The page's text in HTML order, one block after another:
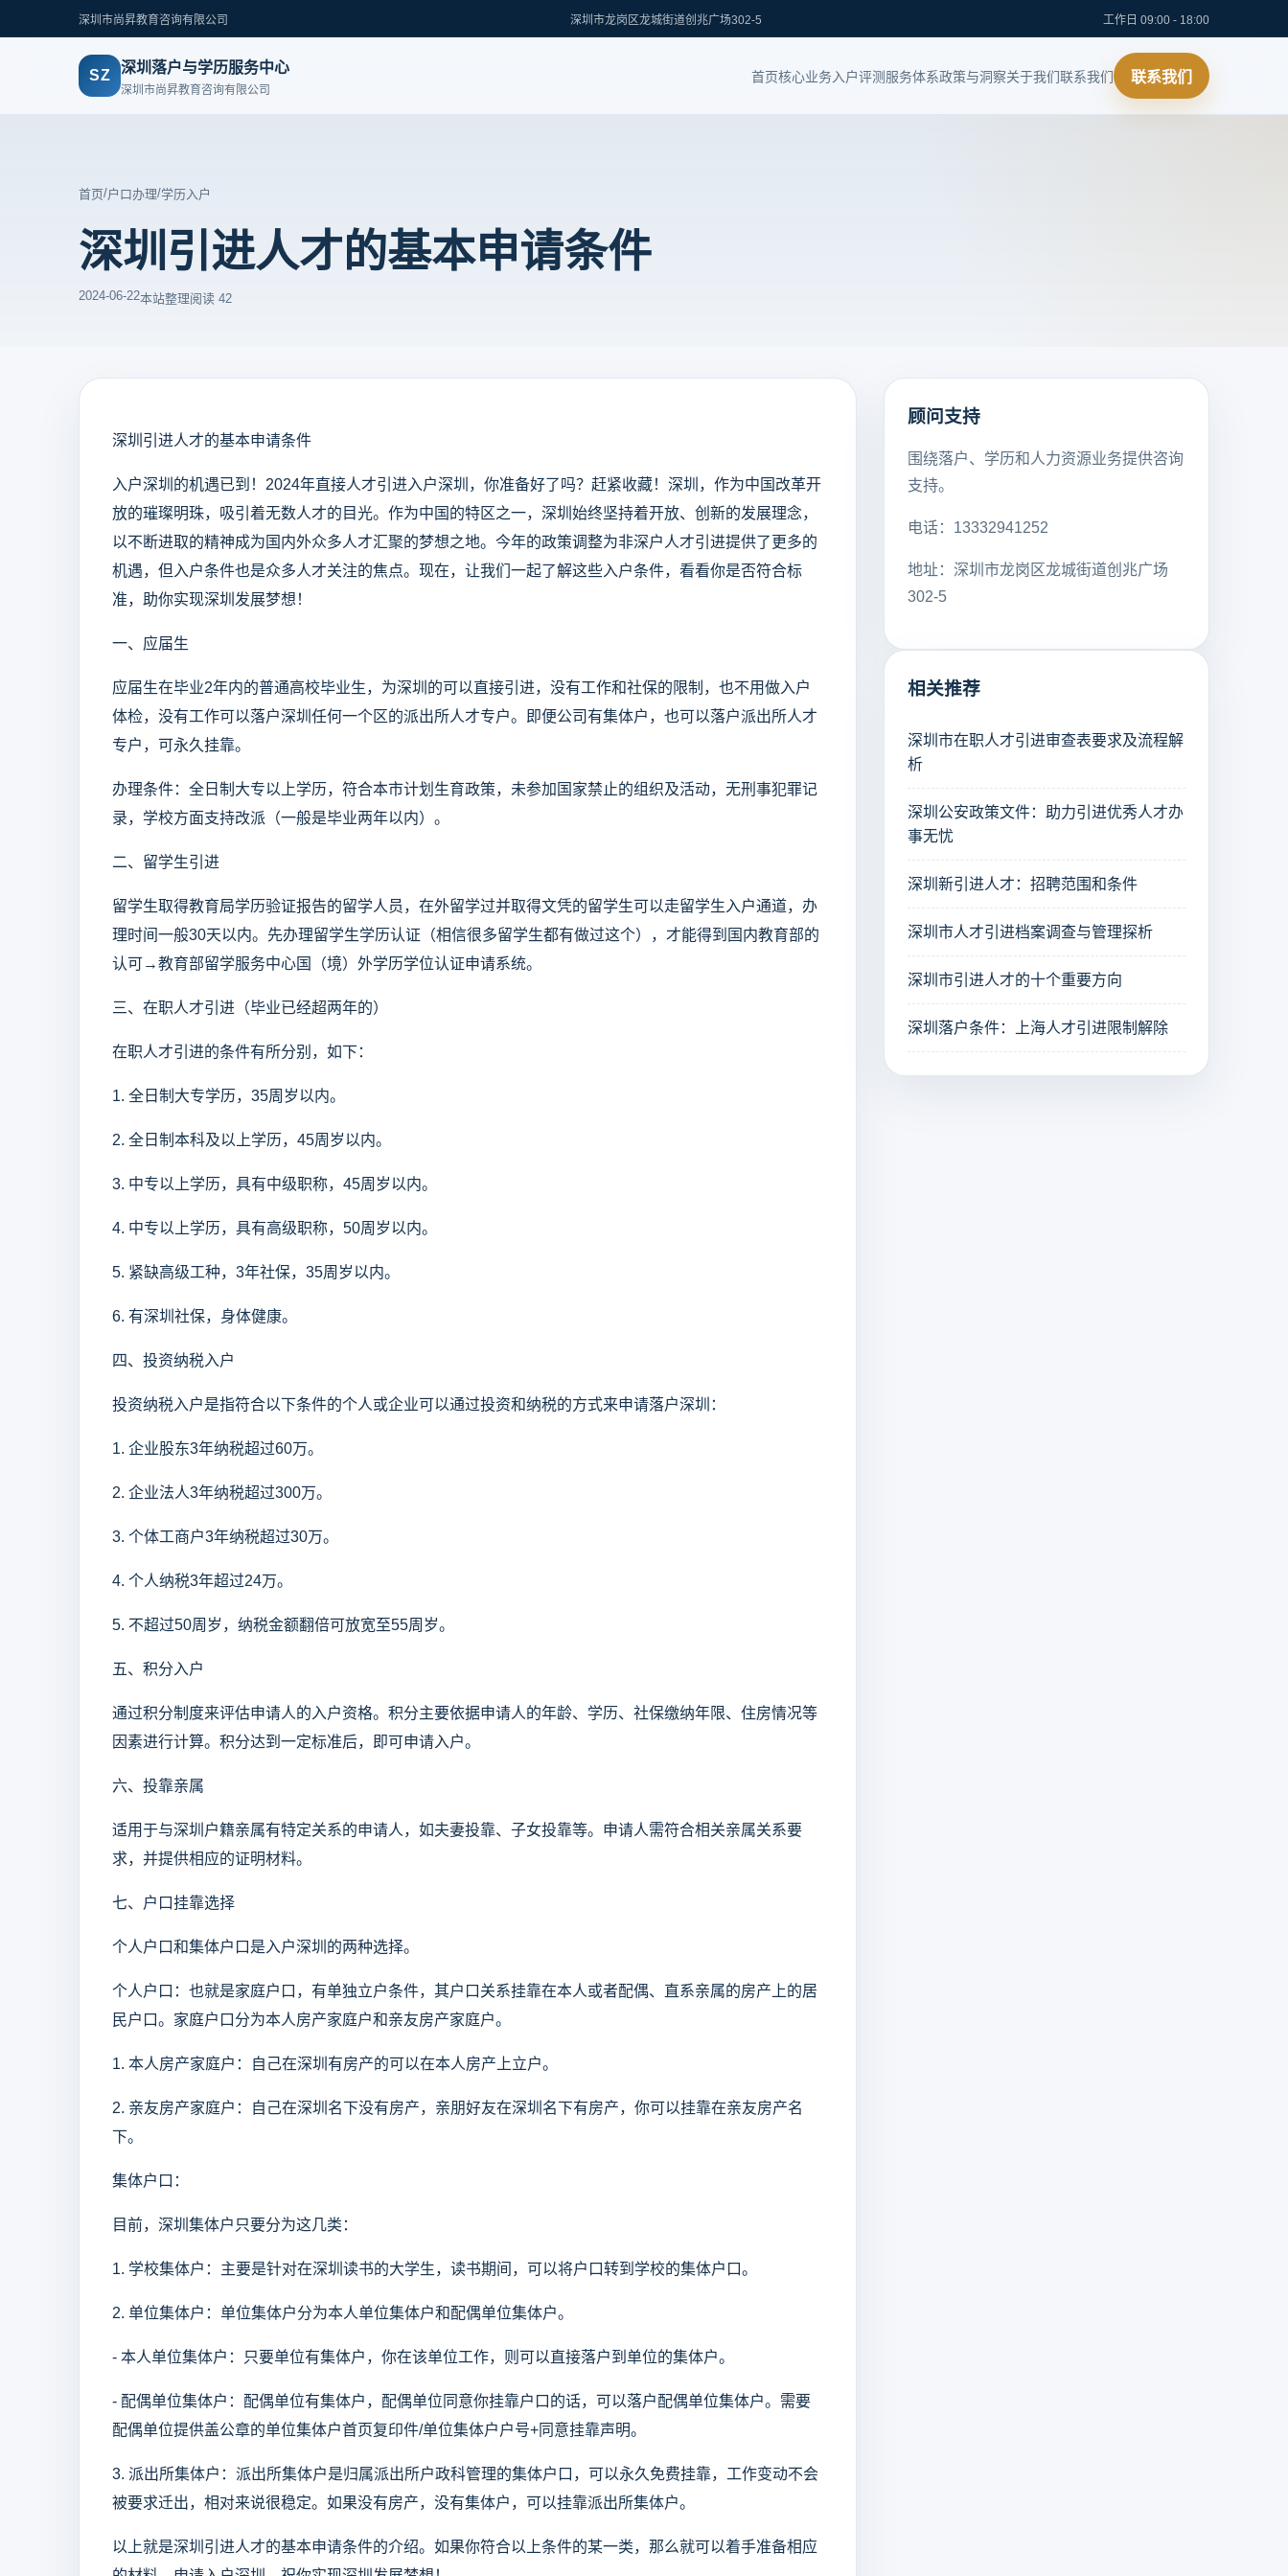
深圳市尚昇教育咨询有限公司 深圳市龙岗区龙城街道创兆广场302-5 工作日 09:00 - 18:00
SZ 深圳落户与学历服务中心
深圳市尚昇教育咨询有限公司
首页核心业务入户评测 服务体系政策与洞察关于我们联系我们 联系我们
首页/户口办理/学历入户
深圳引进人才的基本申请条件
2024-06-22本站整理阅读 42
深圳引进人才的基本申请条件
入户深圳的机遇已到！2024年直接人才引进入户深圳，你准备好了吗？赶紧收藏！深圳，作为中国改革开
放的璀璨明珠，吸引着无数人才的目光。作为中国的特区之一，深圳始终坚持着开放、创新的发展理念，
以不断进取的精神成为国内外众多人才汇聚的梦想之地。今年的政策调整为非深户人才引进提供了更多的
机遇，但入户条件也是众多人才关注的焦点。现在，让我们一起了解这些入户条件，看看你是否符合标
准，助你实现深圳发展梦想！
一、应届生
应届生在毕业2年内的普通高校毕业生，为深圳的可以直接引进，没有工作和社保的限制，也不用做入户
体检，没有工作可以落户深圳任何一个区的派出所人才专户。即便公司有集体户，也可以落户派出所人才
专户，可永久挂靠。
办理条件：全日制大专以上学历，符合本市计划生育政策，未参加国家禁止的组织及活动，无刑事犯罪记
录，学校方面支持改派（一般是毕业两年以内）。
二、留学生引进
留学生取得教育局学历验证报告的留学人员，在外留学过并取得文凭的留学生可以走留学生入户通道，办
理时间一般30天以内。先办理留学生学历认证（相信很多留学生都有做过这个），才能得到国内教育部的
认可→教育部留学服务中心国（境）外学历学位认证申请系统。
三、在职人才引进（毕业已经超两年的）
在职人才引进的条件有所分别，如下：
1. 全日制大专学历，35周岁以内。
2. 全日制本科及以上学历，45周岁以内。
3. 中专以上学历，具有中级职称，45周岁以内。
4. 中专以上学历，具有高级职称，50周岁以内。
5. 紧缺高级工种，3年社保，35周岁以内。
6. 有深圳社保，身体健康。
四、投资纳税入户
投资纳税入户是指符合以下条件的个人或企业可以通过投资和纳税的方式来申请落户深圳：
1. 企业股东3年纳税超过60万。
2. 企业法人3年纳税超过300万。
3. 个体工商户3年纳税超过30万。
4. 个人纳税3年超过24万。
5. 不超过50周岁，纳税金额翻倍可放宽至55周岁。
五、积分入户
通过积分制度来评估申请人的入户资格。积分主要依据申请人的年龄、学历、社保缴纳年限、住房情况等
因素进行计算。积分达到一定标准后，即可申请入户。
六、投靠亲属
适用于与深圳户籍亲属有特定关系的申请人，如夫妻投靠、子女投靠等。申请人需符合相关亲属关系要
求，并提供相应的证明材料。
七、户口挂靠选择
个人户口和集体户口是入户深圳的两种选择。
个人户口：也就是家庭户口，有单独立户条件，其户口关系挂靠在本人或者配偶、直系亲属的房产上的居
民户口。家庭户口分为本人房产家庭户和亲友房产家庭户。
1. 本人房产家庭户：自己在深圳有房产的可以在本人房产上立户。
2. 亲友房产家庭户：自己在深圳名下没有房产，亲朋好友在深圳名下有房产，你可以挂靠在亲友房产名
下。
集体户口：
目前，深圳集体户只要分为这几类：
1. 学校集体户：主要是针对在深圳读书的大学生，读书期间，可以将户口转到学校的集体户口。
2. 单位集体户：单位集体户分为本人单位集体户和配偶单位集体户。
- 本人单位集体户：只要单位有集体户，你在该单位工作，则可以直接落户到单位的集体户。
- 配偶单位集体户：配偶单位有集体户，配偶单位同意你挂靠户口的话，可以落户配偶单位集体户。需要
配偶单位提供盖公章的单位集体户首页复印件/单位集体户户号+同意挂靠声明。
3. 派出所集体户：派出所集体户是归属派出所户政科管理的集体户口，可以永久免费挂靠，工作变动不会
被要求迁出，相对来说很稳定。如果没有房产，没有集体户，可以挂靠派出所集体户。
以上就是深圳引进人才的基本申请条件的介绍。如果你符合以上条件的某一类，那么就可以着手准备相应
顾问支持
围绕落户、学历和人力资源业务提供咨询
支持。
电话：13332941252
地址：深圳市龙岗区龙城街道创兆广场
302-5
相关推荐
深圳市在职人才引进审查表要求及流程解
析
深圳公安政策文件：助力引进优秀人才办
事无忧
深圳新引进人才：招聘范围和条件
深圳市人才引进档案调查与管理探析
深圳市引进人才的十个重要方向
深圳落户条件：上海人才引进限制解除